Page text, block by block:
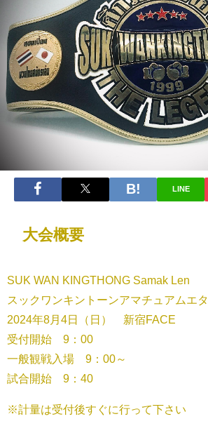
LINE
大会概要
SUK WAN KINGTHONG Samak Len
スックワンキントーンアマチュアムエ
2024年8月4日（日） 新宿FACE
受付開始 9：00
一般観戦入場 9：00～
試合開始 9：40
※計量は受付後すぐに行って下さい